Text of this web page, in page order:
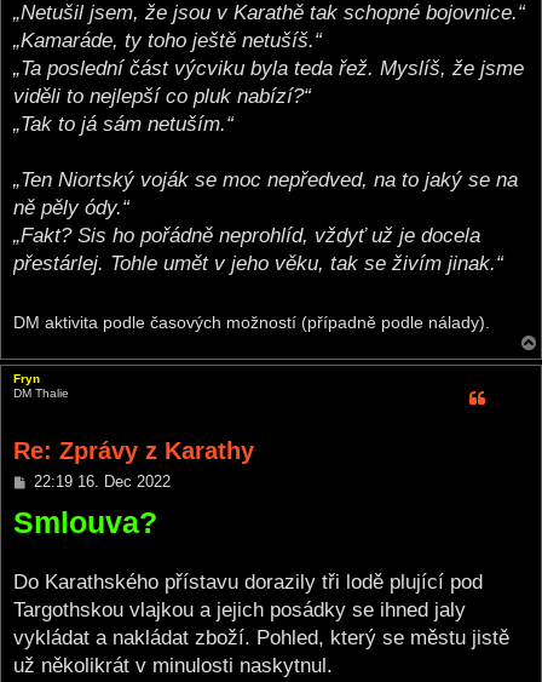
„Netušil jsem, že jsou v Karathě tak schopné bojovnice.“
„Kamaráde, ty toho ještě netušíš.“
„Ta poslední část výcviku byla teda řež. Myslíš, že jsme
viděli to nejlepší co pluk nabízí?“
„Tak to já sám netuším.“
„Ten Niortský voják se moc nepředved, na to jaký se na
ně pěly ódy.“
„Fakt? Sis ho pořádně neprohlíd, vždyť už je docela
přestárlej. Tohle umět v jeho věku, tak se živím jinak.“
DM aktivita podle časových možností (případně podle nálady).
Fryn
DM Thalie
Re: Zprávy z Karathy
P
s
t
22:19 16. Dec 2022
Smlouva?
Do Karathského přístavu dorazily tři lodě plující pod
Targothskou vlajkou a jejich posádky se ihned jaly
vykládat a nakládat zboží. Pohled, který se městu jistě
už několikrát v minulosti naskytnul.